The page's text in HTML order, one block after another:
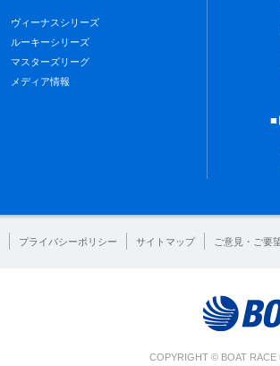
ヴィーナスシリーズ
ルーキーシリーズ
マスターズリーグ
メディア情報
■
プライバシーポリシー サイトマップ ご意見・ご要
COPYRIGHT © BOAT RACE